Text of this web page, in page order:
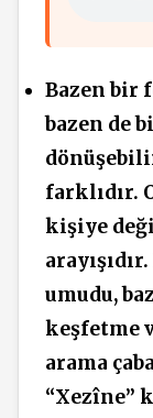
Bazen bir
bazen de
farklıdır.
kişiye
umudu,
keşfetme
arama
“Xezîne”